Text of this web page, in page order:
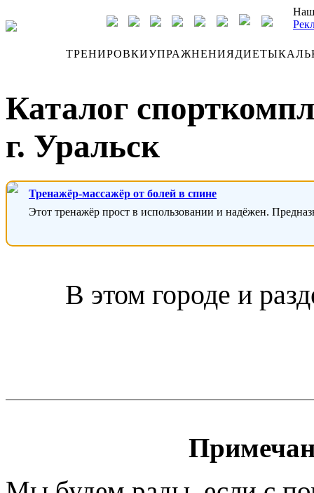
ТРЕНИРОВКИУПРАЖНЕНИЯДИЕТЫ
Каталог
г. Уральск
Тренажёр-массажёр от болей в спине
Этот тренажёр прост в использовании и надёжен.
В этом городе и